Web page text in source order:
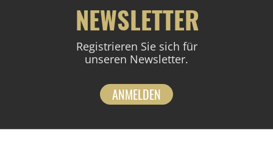
NEWSLETTER
Registrieren Sie sich für
unseren Newsletter.
ANMELDEN